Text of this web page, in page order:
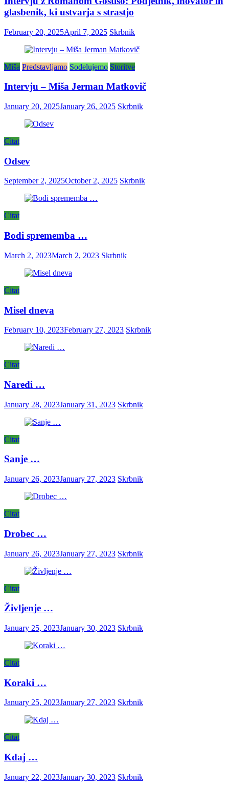
glasbenik, ki ustvarja s strastjo
February 20, 2025April 7, 2025 Skrbnik
Miša Predstavljamo Sodelujemo Storitve
Intervju – Miša Jerman Matkovič
January 20, 2025January 26, 2025 Skrbnik
Citat
Odsev
September 2, 2025October 2, 2025 Skrbnik
Citat
Bodi sprememba …
March 2, 2023March 2, 2023 Skrbnik
Citat
Misel dneva
February 10, 2023February 27, 2023 Skrbnik
Citat
Naredi …
January 28, 2023January 31, 2023 Skrbnik
Citat
Sanje …
January 26, 2023January 27, 2023 Skrbnik
Citat
Drobec …
January 26, 2023January 27, 2023 Skrbnik
Citat
Življenje …
January 25, 2023January 30, 2023 Skrbnik
Citat
Koraki …
January 25, 2023January 27, 2023 Skrbnik
Citat
Kdaj …
January 22, 2023January 30, 2023 Skrbnik